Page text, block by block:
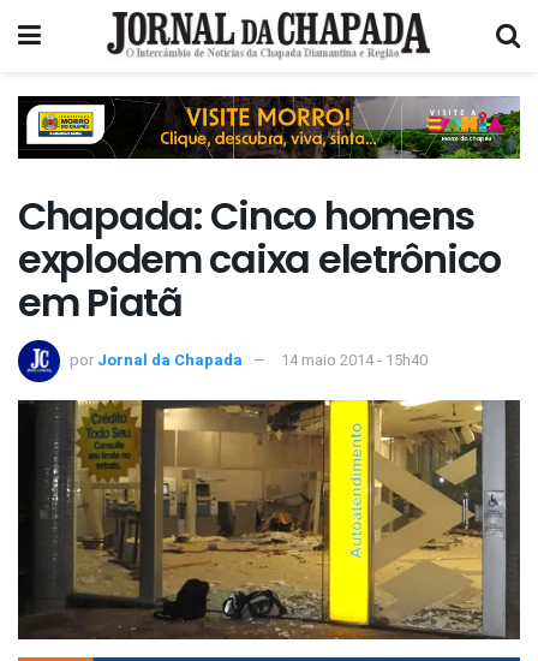
Chapada: Cinco homens
explodem caixa eletrônico
em Piatã
por Jornal da Chapada 14 maio 2014 - 15h40